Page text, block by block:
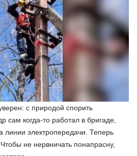
с природой спорить
сам когда-то работал в бригаде,
линии электропередачи. Теперь
не нервничать понапрасну,